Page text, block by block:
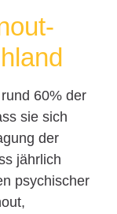
60% der
sie sich
der
jährlich
psychischer